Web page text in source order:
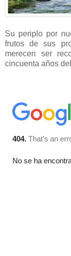
Su periplo por
frutos de sus
merecen ser
cincuenta años